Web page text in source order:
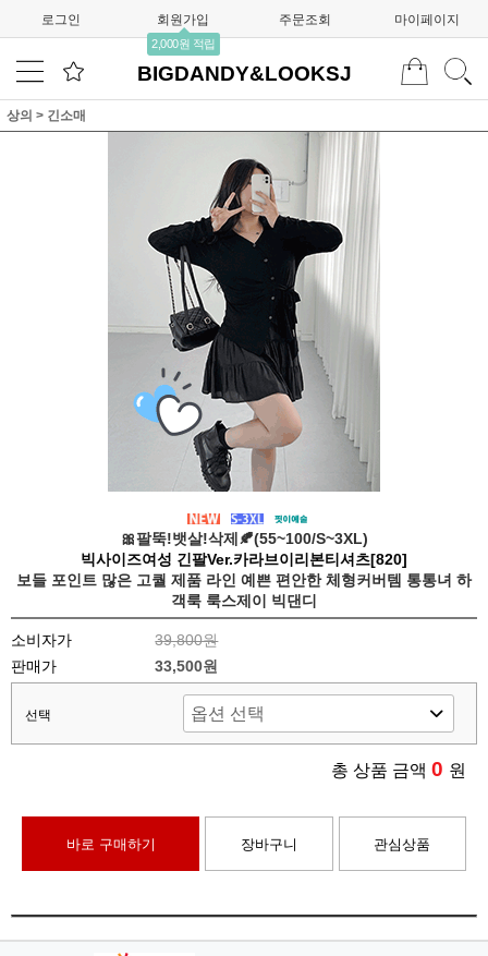
로그인 회원가입
2,000원 적립
주문조회 마이페이지
BIGDANDY&LOOKSJ
상의 > 긴소매
🎀팔뚝!뱃살!삭제🍂(55~100/S~3XL)
빅사이즈여성 긴팔Ver.카라브이리본티셔츠[820]
보들 포인트 많은 고퀄 제품 라인 예쁜 편안한 체형커버템 통통녀 하
객룩 룩스제이 빅댄디
소비자가
39,800원
판매가
33,500원
선택
총 상품 금액 0 원
바로 구매하기 장바구니 관심상품